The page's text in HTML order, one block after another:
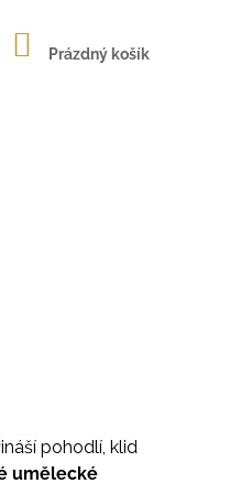
NÁKUPNÍ
KOŠÍK
Prázdný košík
pohodlí, klid
umělecké